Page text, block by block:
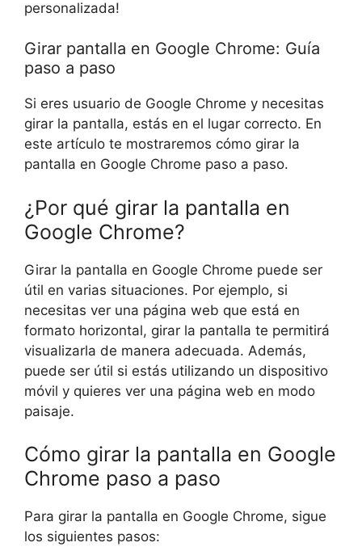
personalizada!
Girar pantalla en Google Chrome: Guía
paso a paso
Si eres usuario de Google Chrome y necesitas
girar la pantalla, estás en el lugar correcto. En
este artículo te mostraremos cómo girar la
pantalla en Google Chrome paso a paso.
¿Por qué girar la pantalla en
Google Chrome?
Girar la pantalla en Google Chrome puede ser
útil en varias situaciones. Por ejemplo, si
necesitas ver una página web que está en
formato horizontal, girar la pantalla te permitirá
visualizarla de manera adecuada. Además,
puede ser útil si estás utilizando un dispositivo
móvil y quieres ver una página web en modo
paisaje.
Cómo girar la pantalla en Google
Chrome paso a paso
Para girar la pantalla en Google Chrome, sigue
los siguientes pasos: